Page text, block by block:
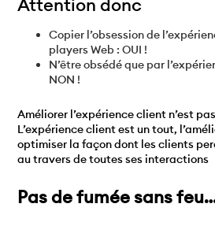
Attention donc
Copier l’obsession de
players Web : OUI !
N’être obsédé que par
NON !
Améliorer l’expérience client n’est
L’expérience client est un tout,
optimiser la façon dont les clients
au travers de toutes ses interactions
Pas de fumée sans